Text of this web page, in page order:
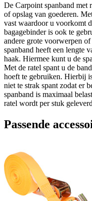
De Carpoint spanband met
of opslag van goederen.
vast waardoor u voorkomt
bagagebinder is ook te
andere grote voorwerpen
spanband heeft een lengte
haak. Hiermee kunt u de
Met de ratel spant u de
hoeft te gebruiken. Hierbij
niet te strak spant zodat er
spanband is maximaal
ratel wordt per stuk
Passende